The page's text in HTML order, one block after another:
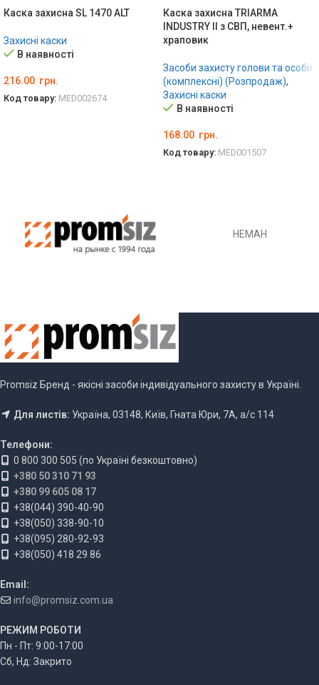
Каска захисна SL 1470 ALT
Захисні каски
В наявності
216.00 грн.
Код товару: MED002674
Каска захисна TRIARMA
INDUSTRY ІІ з СВП, невент.+
храповик
Засоби захисту голови та особи
(комплексні) (Розпродаж),
Захисні каски
В наявності
168.00 грн.
Код товару: MED001507
НЕМАН
Promsiz Бренд - якісні засоби індивідуального захисту в Україні.
Для листів: Україна, 03148, Київ, Гната Юри, 7А, а/с 114
Телефони:
0 800 300 505 (по Україні безкоштовно)
+380 50 310 71 93
+380 99 605 08 17
+38(044) 390-40-90
+38(050) 338-90-10
+38(095) 280-92-93
+38(050) 418 29 86
Email:
info@promsiz.com.ua
РЕЖИМ РОБОТИ
Пн - Пт: 9:00-17:00
Сб, Нд: Закрито